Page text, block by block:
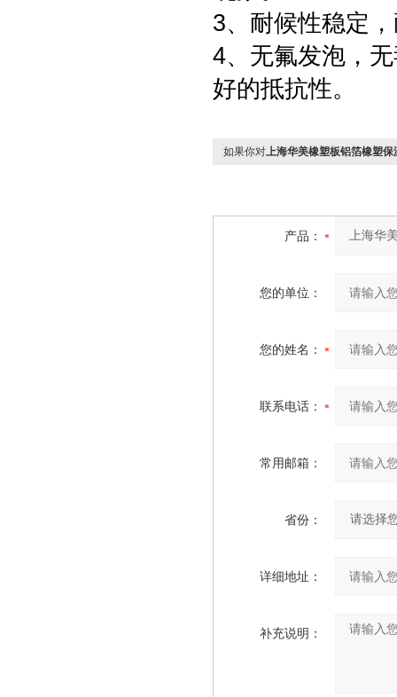
3、耐候性稳定
4、无氟发泡，
好的抵抗性。
如果你对上海华美橡塑板铝箔橡塑保
产品：
您的单位：
您的姓名：
联系电话：
常用邮箱：
省份：
详细地址：
补充说明：